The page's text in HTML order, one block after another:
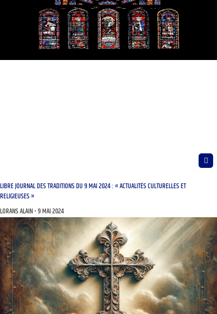
LIBRE JOURNAL DES TRADITIONS DU 9 MAI 2024 : « ACTUALITÉS CULTURELLES ET
RELIGIEUSES »
LORANS ALAIN 9 MAI 2024